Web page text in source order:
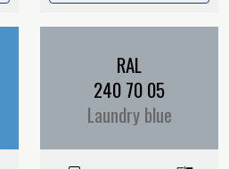
RAL
240 70 05
Laundry blue